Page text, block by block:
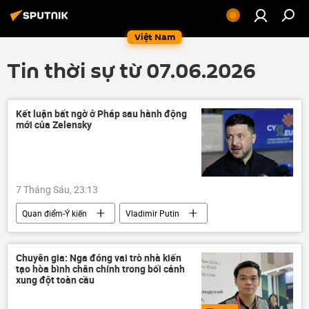
Việt Nam
Tin thời sự từ 07.06.2026
Kết luận bất ngờ ở Pháp sau hành động
mới của Zelensky
7 Tháng Sáu, 23:13
Quan điểm-Ý kiến
Vladimir Putin
Vladimir Zelensky
Trung Đông
Châu Âu
Nga
Ukraina
Thế giới
SPIEF 2026
Thổ Nhĩ Kỳ
Chuyên gia: Nga đóng vai trò nhà kiến
tạo hòa bình chân chính trong bối cảnh
xung đột toàn cầu